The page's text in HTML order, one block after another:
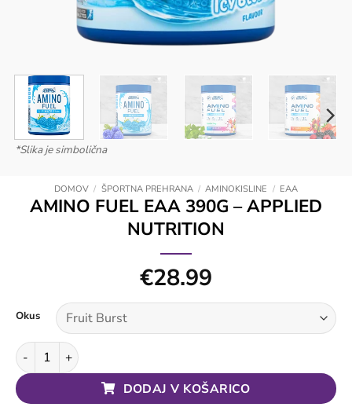
*Slika je simbolična
DOMOV / ŠPORTNA PREHRANA / AMINOKISLINE / EAA
AMINO FUEL EAA 390G – APPLIED
NUTRITION
€28.99
Okus
Amino Fuel EAA 390g - Applied Nutrition količina
DODAJ V KOŠARICO